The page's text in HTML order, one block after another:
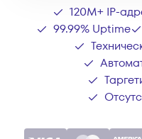
120M+ IP-
99.99% Uptime